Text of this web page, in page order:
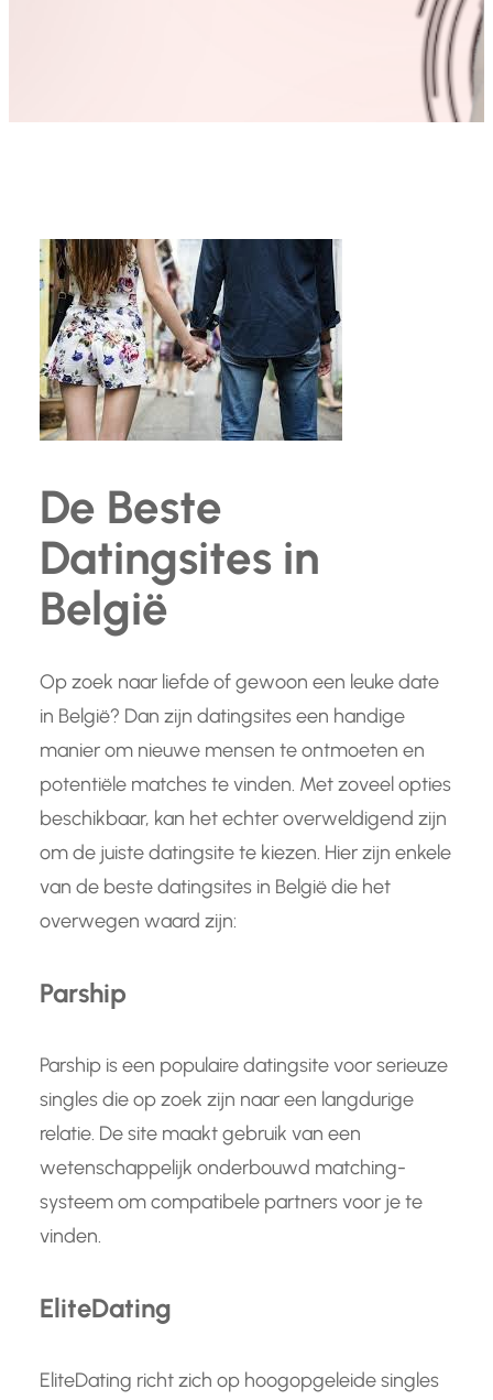
De Beste
Datingsites in
België
Op zoek naar liefde of gewoon een leuke date
in België? Dan zijn datingsites een handige
manier om nieuwe mensen te ontmoeten en
potentiële matches te vinden. Met zoveel opties
beschikbaar, kan het echter overweldigend zijn
om de juiste datingsite te kiezen. Hier zijn enkele
van de beste datingsites in België die het
overwegen waard zijn:
Parship
Parship is een populaire datingsite voor serieuze
singles die op zoek zijn naar een langdurige
relatie. De site maakt gebruik van een
wetenschappelijk onderbouwd matching-
systeem om compatibele partners voor je te
vinden.
EliteDating
EliteDating richt zich op hoogopgeleide singles